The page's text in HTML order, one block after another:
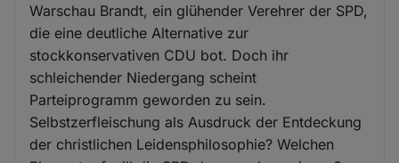
Warschau Brandt, ein glühender Verehrer der SPD,
die eine deutliche Alternative zur
stockkonservativen CDU bot. Doch ihr
schleichender Niedergang scheint
Parteiprogramm geworden zu sein.
Selbstzerfleischung als Ausdruck der Entdeckung
der christlichen Leidensphilosophie? Welchen